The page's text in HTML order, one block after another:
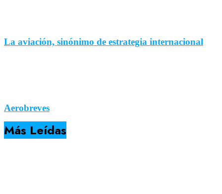
La aviación, sinónimo de estrategia internacional
Aerobreves
Más Leídas